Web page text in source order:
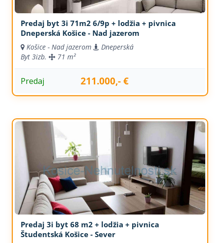
Predaj byt 3i 71m2 6/9p + lodžia + pivnica
Dneperská Košice - Nad jazerom
Košice - Nad jazerom
Dneperská
Byt 3izb. 71 m²
Predaj 211.000,- €
Predaj 3i byt 68 m2 + lodžia + pivnica
Študentská Košice - Sever